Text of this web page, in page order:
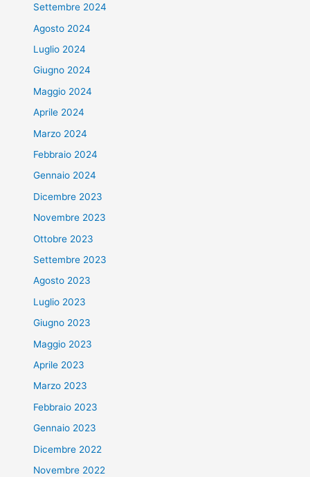
Settembre 2024
Agosto 2024
Luglio 2024
Giugno 2024
Maggio 2024
Aprile 2024
Marzo 2024
Febbraio 2024
Gennaio 2024
Dicembre 2023
Novembre 2023
Ottobre 2023
Settembre 2023
Agosto 2023
Luglio 2023
Giugno 2023
Maggio 2023
Aprile 2023
Marzo 2023
Febbraio 2023
Gennaio 2023
Dicembre 2022
Novembre 2022